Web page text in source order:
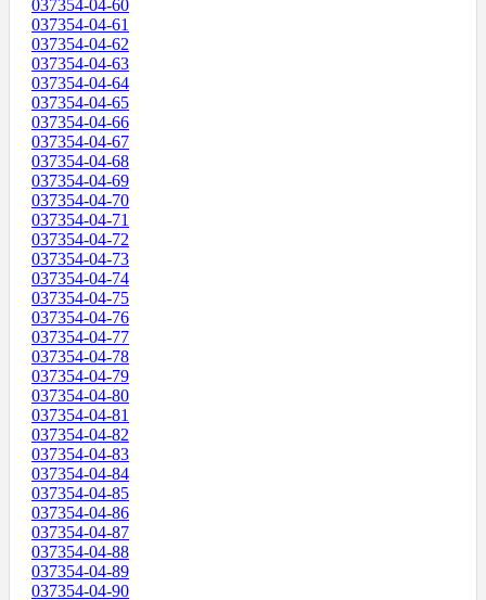
037354-04-60
037354-04-61
037354-04-62
037354-04-63
037354-04-64
037354-04-65
037354-04-66
037354-04-67
037354-04-68
037354-04-69
037354-04-70
037354-04-71
037354-04-72
037354-04-73
037354-04-74
037354-04-75
037354-04-76
037354-04-77
037354-04-78
037354-04-79
037354-04-80
037354-04-81
037354-04-82
037354-04-83
037354-04-84
037354-04-85
037354-04-86
037354-04-87
037354-04-88
037354-04-89
037354-04-90